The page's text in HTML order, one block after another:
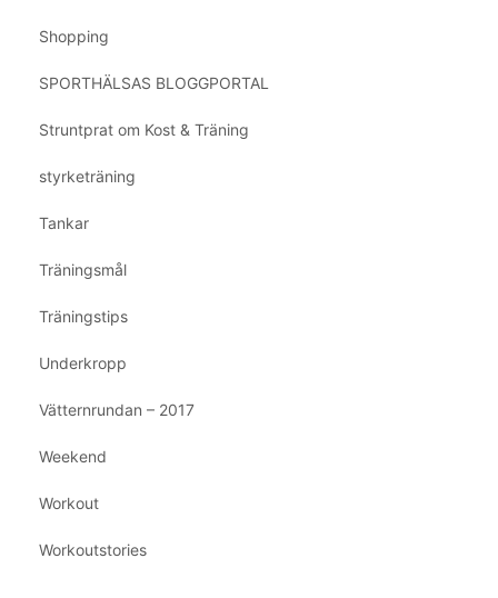
Shopping
SPORTHÄLSAS BLOGGPORTAL
Struntprat om Kost & Träning
styrketräning
Tankar
Träningsmål
Träningstips
Underkropp
Vätternrundan – 2017
Weekend
Workout
Workoutstories